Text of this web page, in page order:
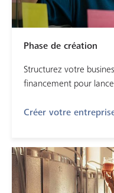
Phase de création
Structurez votre
financement pour
Créer votre